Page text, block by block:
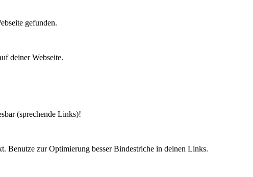
gefunden.
deiner Webseite.
(sprechende Links)!
Benutze zur Optimierung besser Bindestriche in deinen Links.